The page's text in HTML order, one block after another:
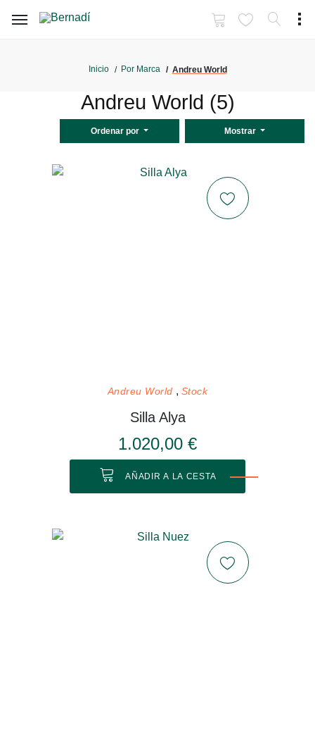
Inicio Por Marca Andreu World
Andreu World (5)
Ordenar por Mostrar
Andreu World Stock
Silla Alya
1.020,00 €
AÑADIR A LA CESTA